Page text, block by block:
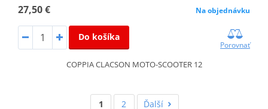
27,50 € Na objednávku
Do košíka
Porovnať
COPPIA CLACSON MOTO-SCOOTER 12
1 2 Ďalší